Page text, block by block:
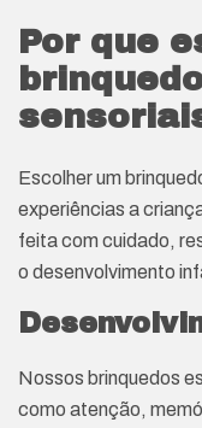
Por que
Escolher um
experiências a
feita com cuidado,
o desenvolvimento
Nossos brinquedos
como atenção,